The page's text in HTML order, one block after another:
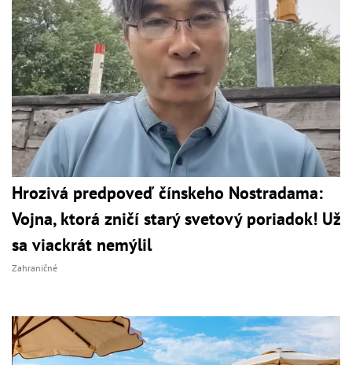
Hrozivá predpoveď čínskeho Nostradama:
Vojna, ktorá zničí starý svetový poriadok! Už
sa viackrát nemýlil
Zahraničné